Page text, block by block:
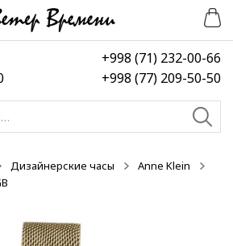
+998 (71) 232-00-66
+998 (77) 209-50-50
Дизайнерские часы
Anne Klein